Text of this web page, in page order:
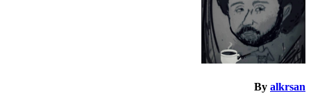
By alkrsan